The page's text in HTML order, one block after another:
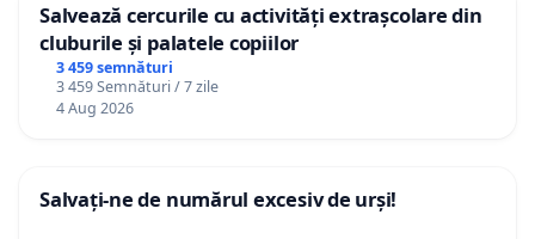
Salvează cercurile cu activități extrașcolare din
cluburile și palatele copiilor
3 459 semnături
3 459 Semnături / 7 zile
4 Aug 2026
Salvați-ne de numărul excesiv de urși!